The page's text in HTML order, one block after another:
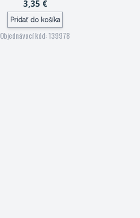
3,35 €
Pridať do košíka
Objednávací kód: 139978